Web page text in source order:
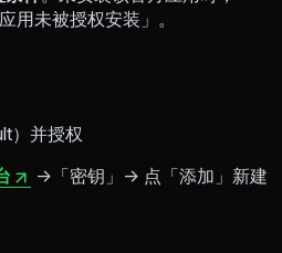
用未被授权安装」。
）并授权
→「密钥」→ 点「添加」新建